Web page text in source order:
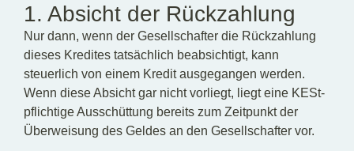
1. Absicht der Rückzahlung
Nur dann, wenn der Gesellschafter die Rückzahlung
dieses Kredites tatsächlich beabsichtigt, kann
steuerlich von einem Kredit ausgegangen werden.
Wenn diese Absicht gar nicht vorliegt, liegt eine KESt-
pflichtige Ausschüttung bereits zum Zeitpunkt der
Überweisung des Geldes an den Gesellschafter vor.